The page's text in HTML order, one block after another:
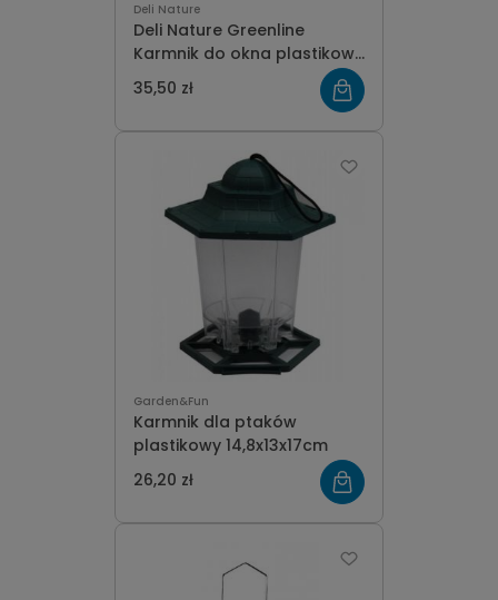
Deli Nature
Deli Nature Greenline
Karmnik do okna plastikowy
na przyssawkach
35,50 zł
Garden&Fun
Karmnik dla ptaków
plastikowy 14,8x13x17cm
26,20 zł